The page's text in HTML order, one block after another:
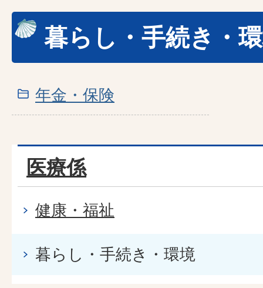
暮らし・手続き・
年金・保険
医療係
健康・福祉
暮らし・手続き・環境